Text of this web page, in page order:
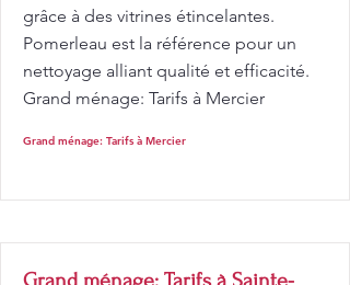
grâce à des vitrines étincelantes.
Pomerleau est la référence pour un
nettoyage alliant qualité et efficacité.
Grand ménage: Tarifs à Mercier
Grand ménage: Tarifs à Mercier